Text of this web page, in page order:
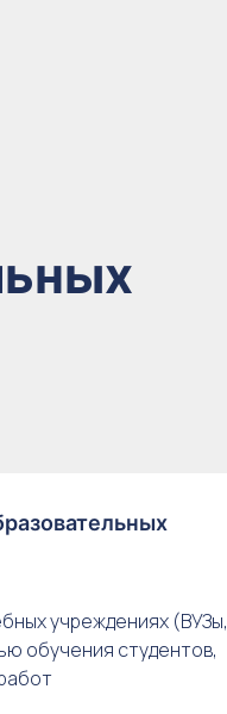
учреждениях (ВУЗы,
обучения студентов,